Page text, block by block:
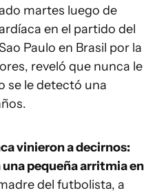
martes luego de
en el partido del
Paulo en Brasil por la
reveló que nunca le
se le detectó una
vinieron a decirnos:
una pequeña arritmia en
del futbolista, a